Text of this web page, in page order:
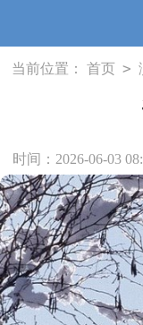
当前位置： 首页 >
时间：2026-06-03